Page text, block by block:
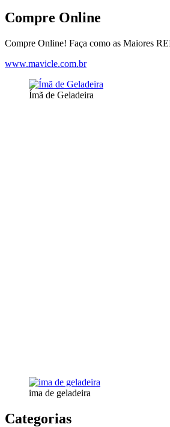
Compre Online
Compre Online! Faça como as Maiores
www.mavicle.com.br
Ímã de Geladeira
ima de geladeira
Categorias